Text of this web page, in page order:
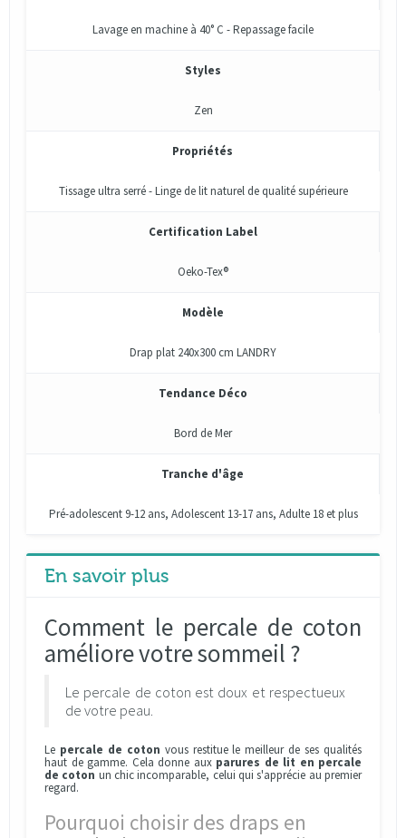
Lavage en machine à 40° C - Repassage facile
Styles
Zen
Propriétés
Tissage ultra serré - Linge de lit naturel de qualité supérieure
Certification Label
Oeko-Tex®
Modèle
Drap plat 240x300 cm LANDRY
Tendance Déco
Bord de Mer
Tranche d'âge
Pré-adolescent 9-12 ans, Adolescent 13-17 ans, Adulte 18 et plus
En savoir plus
Comment le percale de coton
améliore votre sommeil ?
Le percale de coton est doux et respectueux
de votre peau.
Le percale de coton vous restitue le meilleur de ses qualités
haut de gamme. Cela donne aux parures de lit en percale
de coton un chic incomparable, celui qui s'apprécie au premier
regard.
Pourquoi choisir des draps en